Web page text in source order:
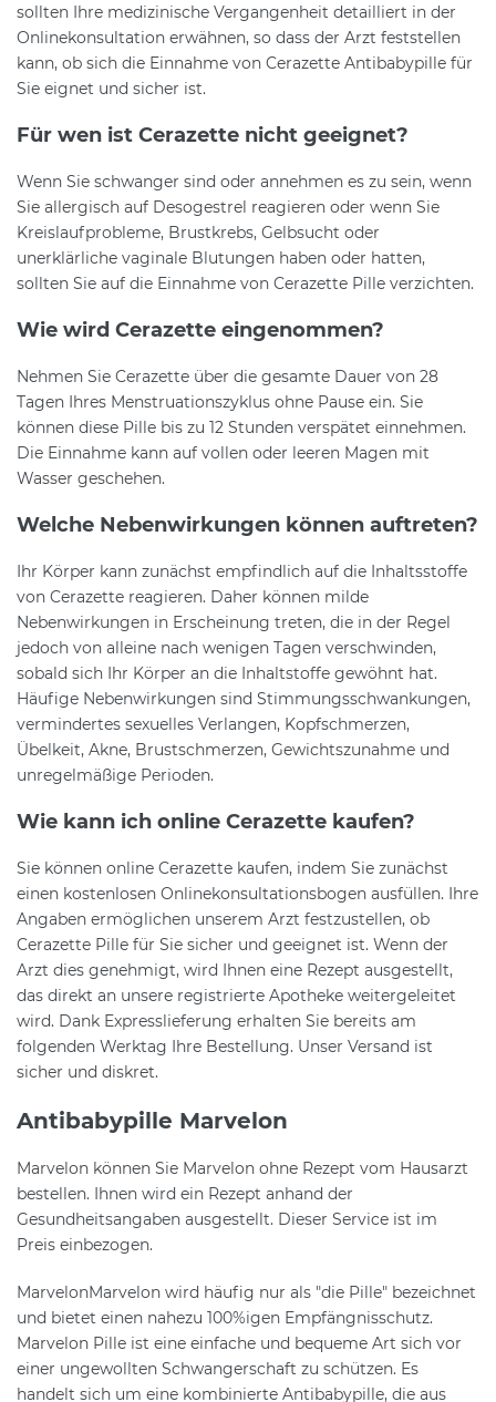
sollten Ihre medizinische Vergangenheit detailliert in der
Onlinekonsultation erwähnen, so dass der Arzt feststellen
kann, ob sich die Einnahme von Cerazette Antibabypille für
Sie eignet und sicher ist.
Für wen ist Cerazette nicht geeignet?
Wenn Sie schwanger sind oder annehmen es zu sein, wenn
Sie allergisch auf Desogestrel reagieren oder wenn Sie
Kreislaufprobleme, Brustkrebs, Gelbsucht oder
unerklärliche vaginale Blutungen haben oder hatten,
sollten Sie auf die Einnahme von Cerazette Pille verzichten.
Wie wird Cerazette eingenommen?
Nehmen Sie Cerazette über die gesamte Dauer von 28
Tagen Ihres Menstruationszyklus ohne Pause ein. Sie
können diese Pille bis zu 12 Stunden verspätet einnehmen.
Die Einnahme kann auf vollen oder leeren Magen mit
Wasser geschehen.
Welche Nebenwirkungen können auftreten?
Ihr Körper kann zunächst empfindlich auf die Inhaltsstoffe
von Cerazette reagieren. Daher können milde
Nebenwirkungen in Erscheinung treten, die in der Regel
jedoch von alleine nach wenigen Tagen verschwinden,
sobald sich Ihr Körper an die Inhaltstoffe gewöhnt hat.
Häufige Nebenwirkungen sind Stimmungsschwankungen,
vermindertes sexuelles Verlangen, Kopfschmerzen,
Übelkeit, Akne, Brustschmerzen, Gewichtszunahme und
unregelmäßige Perioden.
Wie kann ich online Cerazette kaufen?
Sie können online Cerazette kaufen, indem Sie zunächst
einen kostenlosen Onlinekonsultationsbogen ausfüllen. Ihre
Angaben ermöglichen unserem Arzt festzustellen, ob
Cerazette Pille für Sie sicher und geeignet ist. Wenn der
Arzt dies genehmigt, wird Ihnen eine Rezept ausgestellt,
das direkt an unsere registrierte Apotheke weitergeleitet
wird. Dank Expresslieferung erhalten Sie bereits am
folgenden Werktag Ihre Bestellung. Unser Versand ist
sicher und diskret.
Antibabypille Marvelon
Marvelon können Sie Marvelon ohne Rezept vom Hausarzt
bestellen. Ihnen wird ein Rezept anhand der
Gesundheitsangaben ausgestellt. Dieser Service ist im
Preis einbezogen.
MarvelonMarvelon wird häufig nur als "die Pille" bezeichnet
und bietet einen nahezu 100%igen Empfängnisschutz.
Marvelon Pille ist eine einfache und bequeme Art sich vor
einer ungewollten Schwangerschaft zu schützen. Es
handelt sich um eine kombinierte Antibabypille, die aus